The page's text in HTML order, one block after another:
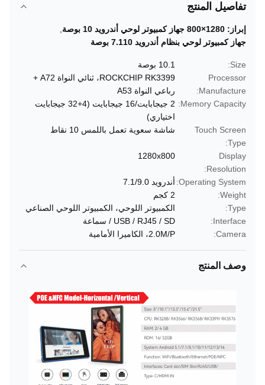
تفاصيل المنتج
إبراز: 1280×800 جهاز كمبيوتر لوحي أندرويد 10 بوصة
جهاز كمبيوتر لوحي بنظام أندرويد 7.110 بوصة
Size:
10.1 بوصة
Processor
Manufacture:
ROCKCHIP RK3399، ثنائي النواة A72 +
رباعي النواة A53
Memory Capacity:
2 جيجابايت/16 جيجابايت (4+32 جيجابايت
اختياري)
Touch Screen
Type:
شاشة سعوية تعمل باللمس 10 نقاط
Display
Resolution:
1280x800
Operating System: أندرويد 7.1/9.0
Weight:
2 كجم
Type:
الكمبيوتر اللوحي، الكمبيوتر اللوحي الصناعي
Interface:
USB / RJ45 / SD / سماعة
Camera:
2.0M/P، الكاميرا الأمامية
وصف المنتج